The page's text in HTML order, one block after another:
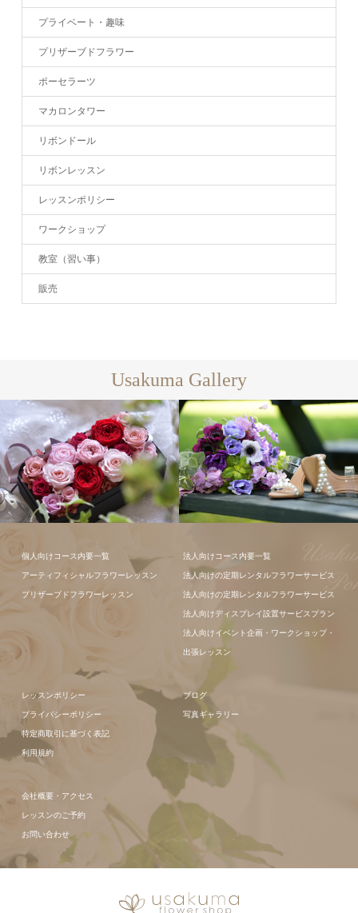
プライベート・趣味
プリザーブドフラワー
ポーセラーツ
マカロンタワー
リボンドール
リボンレッスン
レッスンポリシー
ワークショップ
教室（習い事）
販売
Usakuma Gallery
個人向けコース内要一覧
アーティフィシャルフラワーレッスン
プリザーブドフラワーレッスン
法人向けコース内要一覧
法人向けの定期レンタルフラワーサービス
法人向けの定期レンタルフラワーサービス
法人向けディスプレイ設置サービスプラン
法人向けイベント企画・ワークショップ・
出張レッスン
レッスンポリシー
プライバシーポリシー
特定商取引に基づく表記
利用規約
ブログ
写真ギャラリー
会社概要・アクセス
レッスンのご予約
お問い合わせ